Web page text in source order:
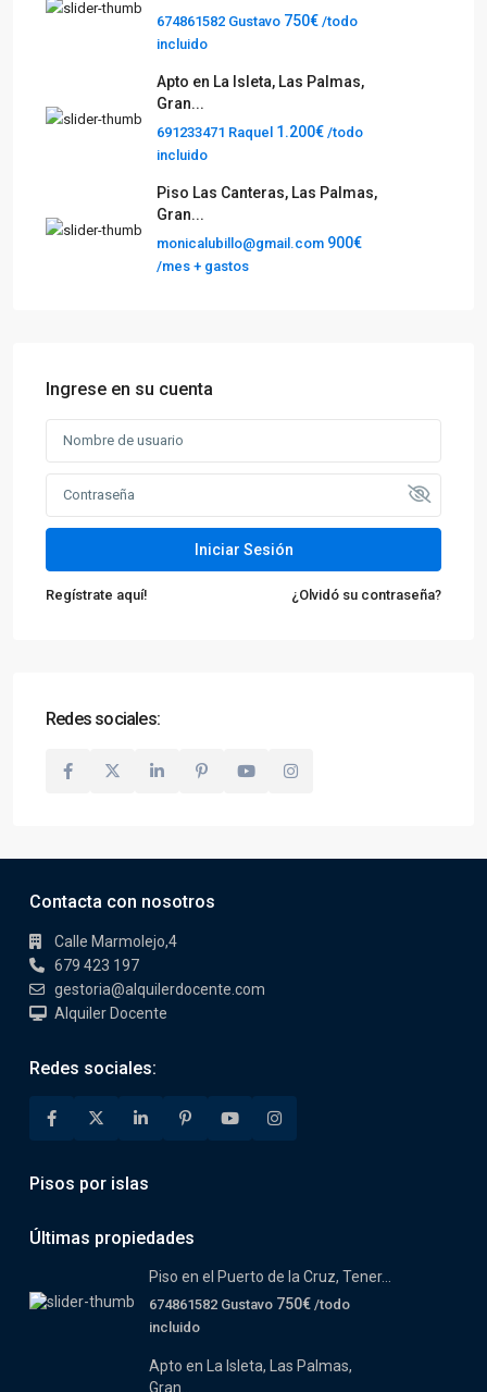
674861582 Gustavo 750€ /todo
incluido
Apto en La Isleta, Las Palmas,
Gran...
691233471 Raquel 1.200€ /todo
incluido
Piso Las Canteras, Las Palmas,
Gran...
monicalubillo@gmail.com 900€
/mes + gastos
Ingrese en su cuenta
Iniciar Sesión
Regístrate aquí! ¿Olvidó su contraseña?
Redes sociales:
Contacta con nosotros
Calle Marmolejo,4
679 423 197
gestoria@alquilerdocente.com
Alquiler Docente
Redes sociales:
Pisos por islas
Últimas propiedades
Piso en el Puerto de la Cruz, Tener...
674861582 Gustavo 750€ /todo
incluido
Apto en La Isleta, Las Palmas,
Gran...